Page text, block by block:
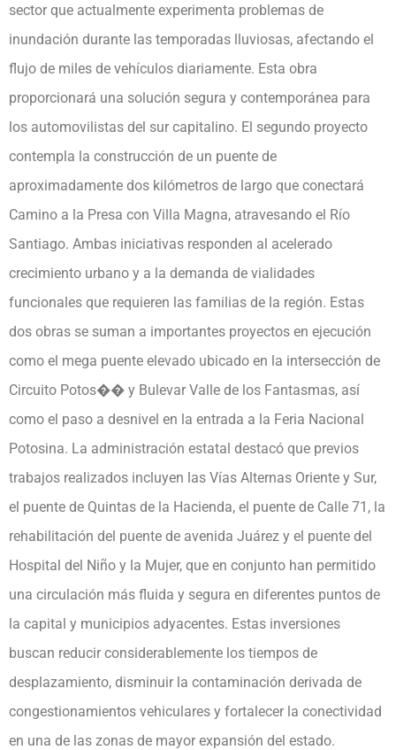
sector que actualmente experimenta problemas de
inundación durante las temporadas lluviosas, afectando el
flujo de miles de vehículos diariamente. Esta obra
proporcionará una solución segura y contemporánea para
los automovilistas del sur capitalino. El segundo proyecto
contempla la construcción de un puente de
aproximadamente dos kilómetros de largo que conectará
Camino a la Presa con Villa Magna, atravesando el Río
Santiago. Ambas iniciativas responden al acelerado
crecimiento urbano y a la demanda de vialidades
funcionales que requieren las familias de la región. Estas
dos obras se suman a importantes proyectos en ejecución
como el mega puente elevado ubicado en la intersección de
Circuito Potos�� y Bulevar Valle de los Fantasmas, así
como el paso a desnivel en la entrada a la Feria Nacional
Potosina. La administración estatal destacó que previos
trabajos realizados incluyen las Vías Alternas Oriente y Sur,
el puente de Quintas de la Hacienda, el puente de Calle 71, la
rehabilitación del puente de avenida Juárez y el puente del
Hospital del Niño y la Mujer, que en conjunto han permitido
una circulación más fluida y segura en diferentes puntos de
la capital y municipios adyacentes. Estas inversiones
buscan reducir considerablemente los tiempos de
desplazamiento, disminuir la contaminación derivada de
congestionamientos vehiculares y fortalecer la conectividad
en una de las zonas de mayor expansión del estado.